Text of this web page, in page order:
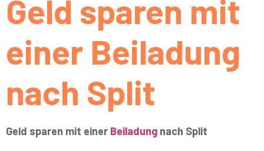
Geld sparen mit
einer Beiladung
nach Split
Geld sparen mit einer Beiladung nach Split